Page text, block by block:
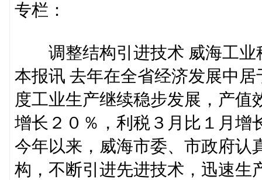
专栏：
调整结构引进技术 威海工业
本报讯 去年在全省经济发展中
度工业生产继续稳步发展，产值
增长２０％，利税３月比１月增
今年以来，威海市委、市政府认
构，不断引进先进技术，迅速生